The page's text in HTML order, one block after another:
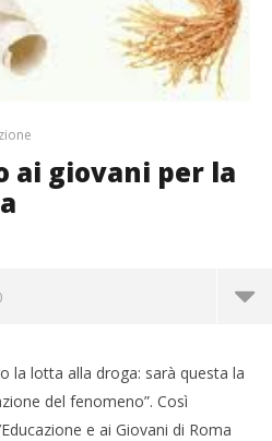
ai giovani per la
la lotta alla droga: sarà questa la
del fenomeno”. Così
e ai Giovani di Roma